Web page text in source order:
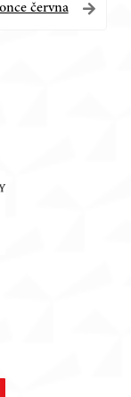
června